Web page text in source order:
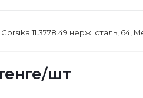
11.3778.49 нерж. сталь, 64,
/шт